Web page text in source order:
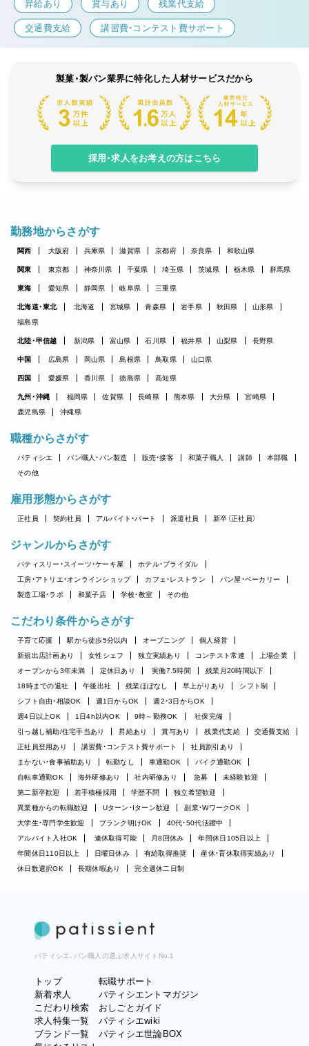
昇給あり 賞与あり 残業代支給
交通費支給 講習費・コンテスト費サポート
製菓・製パン業界に特化した人材サービスだから
採用・求人をお考えの方はこちら
勤務地からさがす
関西 大阪府 兵庫県 滋賀県 京都府 奈良県 和歌山県
関東 東京都 神奈川県 千葉県 埼玉県 茨城県 栃木県 群馬県
東海 愛知県 静岡県 岐阜県 三重県
北海道・東北 北海道 宮城県 青森県 岩手県 秋田県
山形県
福島県
北陸・甲信越 新潟県 富山県 石川県 福井県 山梨県 長野県
中国 広島県 岡山県 島根県 鳥取県 山口県
四国 愛媛県 香川県 徳島県 高知県
九州・沖縄 福岡県 佐賀県 長崎県 熊本県 大分県
宮崎県
鹿児島県
沖縄県
職種からさがす
パティシエ パン職人・パン製造 販売・接客 和菓子職人 講師
本部職
その他
雇用形態からさがす
正社員 契約社員 アルバイト・パート 派遣社員 新卒（正社員）
ジャンルからさがす
パティスリー・スイーツ・ケーキ屋
ホテル・ブライダル
工房・アトリエ・オンラインショップ
カフェ・レストラン
パン屋・ベーカリー
製造工場・ラボ
和菓子店 学校・教室 その他
こだわり条件からさがす
子育て応援 駅から徒歩5分以内 オープニング
個人経営
新規出店計画あり
女性シェフ 独立実績あり コンテスト常連
上場企業
オープンから3年未満
定休日あり 実働7.5時間
残業月20時間以下
18時までの退社
午後出社 残業ほぼなし 早上がりあり
シフト制
シフト自由・相談OK
週1日からOK
週2・3日からOK
週4日以上OK
1日4h以内OK 9時～勤務OK
社保完備
引っ越し補助/住宅手当あり
昇給あり 賞与あり 残業代支給
交通費支給
正社員登用あり
講習費・コンテスト費サポート
社員割引あり
まかない・食事補助あり
転勤なし 車通勤OK
バイク通勤OK
自転車通勤OK
海外研修あり 社内研修あり 急募
未経験歓迎
第二新卒歓迎
若手積極採用 学歴不問
独立希望歓迎
異業種からの転職歓迎
Uターン・Iターン歓迎
副業・WワークOK
大学生・専門学生歓迎
ブランク明けOK
40代・50代活躍中
アルバイト入社OK
連休取得可能 月8回休み
年間休日105日以上
年間休日110日以上
日曜日休み 有給取得推奨
産休・育休取得実績あり
休日数選択OK
長期休暇あり 完全週休二日制
パティシエ、パン職人の選ぶ求人サイトNo.1
トップ
新着求人
こだわり検索
求人特集一覧
ブランド一覧
転職サポート
パティシエントマガジン
おしごとガイド
パティシエwiki
パティシエ世論BOX